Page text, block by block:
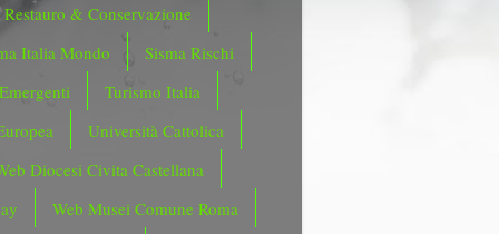
Restauro & Conservazione
Italia Mondo
Sisma Rischi
Turismo Italia
Università Cattolica
Diocesi Civita Castellana
Web Musei Comune Roma